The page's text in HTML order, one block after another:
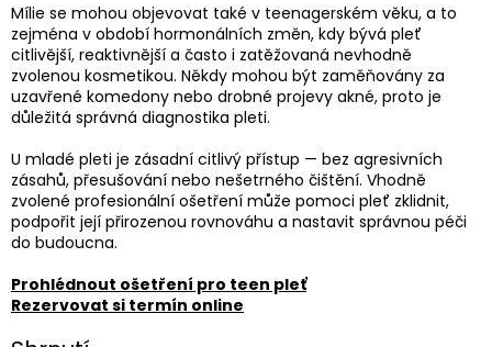
Mílie se mohou objevovat také v teenagerském věku, a to
zejména v období hormonálních změn, kdy bývá pleť
citlivější, reaktivnější a často i zatěžovaná nevhodně
zvolenou kosmetikou. Někdy mohou být zaměňovány za
uzavřené komedony nebo drobné projevy akné, proto je
důležitá správná diagnostika pleti.
U mladé pleti je zásadní citlivý přístup — bez agresivních
zásahů, přesušování nebo nešetrného čištění. Vhodně
zvolené profesionální ošetření může pomoci pleť zklidnit,
podpořit její přirozenou rovnováhu a nastavit správnou péči
do budoucna.
Prohlédnout ošetření pro teen pleť
Rezervovat si termín online